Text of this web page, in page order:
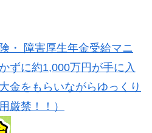
・ 障害厚生年金受給マニ
ずに約1,000万円が手に入
金をもらいながらゆっくり
厳禁！！）